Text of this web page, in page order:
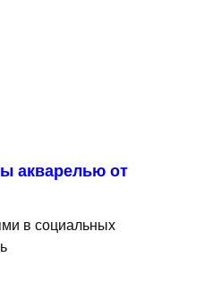
акварелью от
в социальных